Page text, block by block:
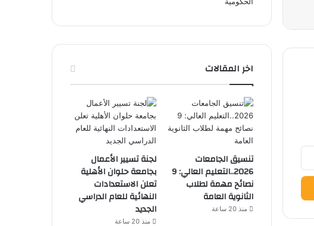
اخر المقالات
تنسيق الجامعات
2026..التعليم العالي: 9
نصائح مهمة لطلاب
الثانوية العامة
منذ 20 ساعة
لجنة تسيير الأعمال
بجامعة حلوان الأهلية
تعلن الاستعدادات
النهائية للعام الدراسي
الجديد
منذ 20 ساعة